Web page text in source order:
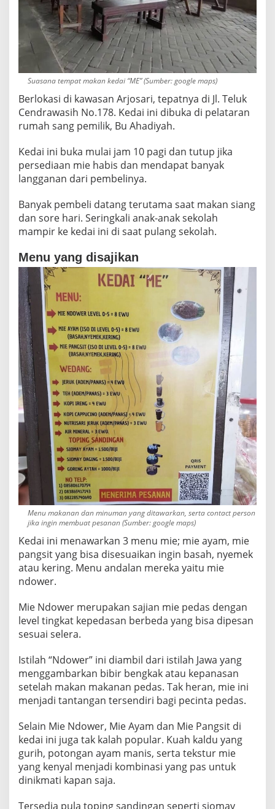
R
H
A
Y
A
8
I
B
U
J
A
Suasana tempat makan kedai “ME” (Sumber: google maps)
Berlokasi di kawasan Arjosari, tepatnya di Jl. Teluk
Cendrawasih No.178. Kedai ini dibuka di pelataran
rumah sang pemilik, Bu Ahadiyah.
Kedai ini buka mulai jam 10 pagi dan tutup jika
persediaan mie habis dan mendapat banyak
langganan dari pembelinya.
Banyak pembeli datang terutama saat makan siang
dan sore hari. Seringkali anak-anak sekolah
mampir ke kedai ini di saat pulang sekolah.
Menu yang disajikan
Menu makanan dan minuman yang ditawarkan, serta contact person
jika ingin membuat pesanan (Sumber: google maps)
Kedai ini menawarkan 3 menu mie; mie ayam, mie
pangsit yang bisa disesuaikan ingin basah, nyemek
atau kering. Menu andalan mereka yaitu mie
ndower.
Mie Ndower merupakan sajian mie pedas dengan
level tingkat kepedasan berbeda yang bisa dipesan
sesuai selera.
Istilah “Ndower” ini diambil dari istilah Jawa yang
menggambarkan bibir bengkak atau kepanasan
setelah makan makanan pedas. Tak heran, mie ini
menjadi tantangan tersendiri bagi pecinta pedas.
Selain Mie Ndower, Mie Ayam dan Mie Pangsit di
kedai ini juga tak kalah popular. Kuah kaldu yang
gurih, potongan ayam manis, serta tekstur mie
yang kenyal menjadi kombinasi yang pas untuk
dinikmati kapan saja.
Tersedia pula toping sandingan seperti siomay